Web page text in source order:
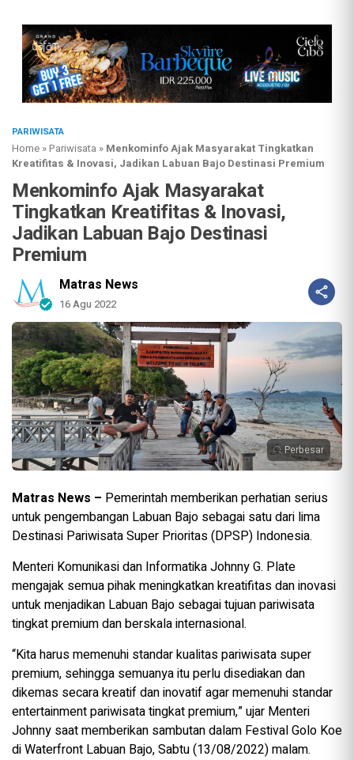
PARIWISATA
Home »Pariwisata » Menkominfo Ajak Masyarakat Tingkatkan
Kreatifitas & Inovasi, Jadikan Labuan Bajo Destinasi Premium
Menkominfo Ajak Masyarakat
Tingkatkan Kreatifitas & Inovasi,
Jadikan Labuan Bajo Destinasi
Premium
Matras News
16 Agu 2022
Perbesar
Matras News – Pemerintah memberikan perhatian serius
untuk pengembangan Labuan Bajo sebagai satu dari lima
Destinasi Pariwisata Super Prioritas (DPSP) Indonesia.
Menteri Komunikasi dan Informatika Johnny G. Plate
mengajak semua pihak meningkatkan kreatifitas dan inovasi
untuk menjadikan Labuan Bajo sebagai tujuan pariwisata
tingkat premium dan berskala internasional.
“Kita harus memenuhi standar kualitas pariwisata super
premium, sehingga semuanya itu perlu disediakan dan
dikemas secara kreatif dan inovatif agar memenuhi standar
entertainment pariwisata tingkat premium,” ujar Menteri
Johnny saat memberikan sambutan dalam Festival Golo Koe
di Waterfront Labuan Bajo, Sabtu (13/08/2022) malam.